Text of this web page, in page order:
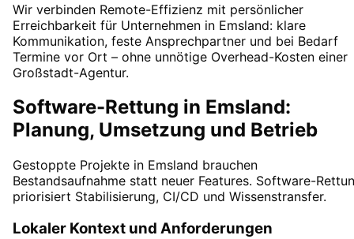
Wir verbinden Remote-Effizienz mit persönlicher
Erreichbarkeit für Unternehmen in Emsland: klare
Kommunikation, feste Ansprechpartner und bei Bedarf
Termine vor Ort – ohne unnötige Overhead-Kosten einer
Großstadt-Agentur.
Software-Rettung in Emsland:
Planung, Umsetzung und Betrieb
Gestoppte Projekte in Emsland brauchen
Bestandsaufnahme statt neuer Features. Software-
priorisiert Stabilisierung, CI/CD und Wissenstransfer.
Lokaler Kontext und Anforderungen